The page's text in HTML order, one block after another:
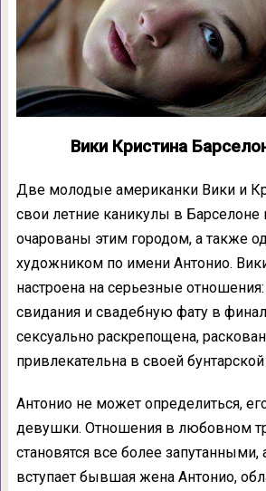
Вики Кристина
Две молодые американки Вики и
свои летние каникулы в
очарованы этим городом, а также
художником по имени Антонио.
настроена на серьезные
свидания и свадебную фату в
сексуально раскрепощена,
привлекательна в своей
Антонио не может определиться,
девушки. Отношения в любовном
становятся все более запутанными,
вступает бывшая жена Антонио,